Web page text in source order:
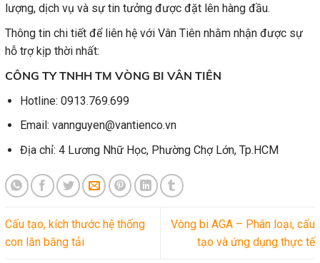
lượng, dịch vụ và sự tin tưởng được đặt lên hàng đầu.
Thông tin chi tiết để liên hệ với Vân Tiên nhằm nhận được sự
hỗ trợ kịp thời nhất:
CÔNG TY TNHH TM VÒNG BI VÂN TIÊN
Hotline: 0913.769.699
Email: vannguyen@vantienco.vn
Địa chỉ: 4 Lương Nhữ Học, Phường Chợ Lớn, Tp.HCM
Cấu tạo, kích thước hệ thống
con lăn băng tải
Vòng bi AGA – Phân loại, cấu
tạo và ứng dụng thực tế